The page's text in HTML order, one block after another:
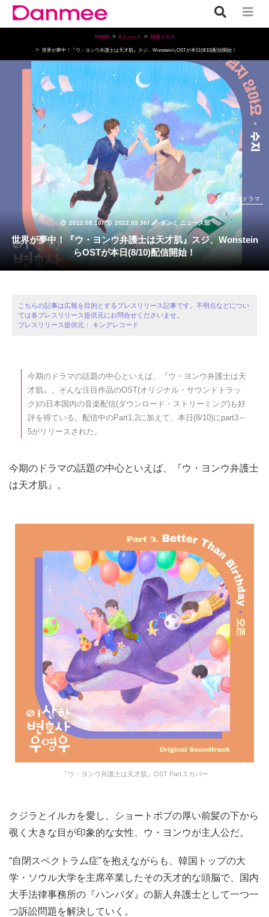
HOME Kニュース 韓国ドラマ
世界が夢中！『ウ・ヨンウ弁護士は天才肌』スジ、WonsteinらOSTが本日(8/10)配信開始！
2022.08.10/ 2022.09.30/ ダンミ ニュース部
韓国ドラマ
世界が夢中！『ウ・ヨンウ弁護士は天才肌』スジ、Wonstein
らOSTが本日(8/10)配信開始！
こちらの記事は広報を目的とするプレスリリース記事です。不明点などについ
ては各プレスリリース提供元にお問合せくださいませ。
プレスリリース提供元： キングレコード
今期のドラマの話題の中心といえば、『ウ・ヨンウ弁護士は天
才肌』。そんな注目作品のOST(オリジナル・サウンドトラッ
ク)の日本国内の音楽配信(ダウンロード・ストリーミング)も好
評を得ている。配信中のPart1,2に加えて、本日(8/10)にpart3～
5がリリースされた。
今期のドラマの話題の中心といえば、『ウ・ヨンウ弁護士
は天才肌』。
『ウ・ヨンウ弁護士は天才肌』OST Part.3 カバー
クジラとイルカを愛し、ショートボブの厚い前髪の下から
覗く大きな目が印象的な女性、ウ・ヨンウが主人公だ。
“自閉スペクトラム症”を抱えながらも、韓国トップの大
学・ソウル大学を主席卒業したその天才的な頭脳で、国内
大手法律事務所の『ハンバダ』の新人弁護士として一つ一
つ訴訟問題を解決していく。